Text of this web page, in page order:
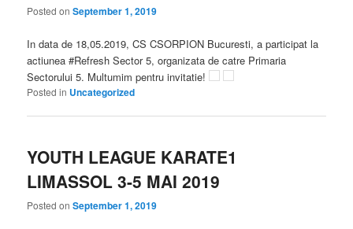
Posted onSeptember 1, 2019
In data de 18,05.2019, CS CSORPION Bucuresti, a participat la
actiunea #Refresh Sector 5, organizata de catre Primaria
Sectorului 5. Multumim pentru invitatie!
Posted in Uncategorized
YOUTH LEAGUE KARATE1
LIMASSOL 3-5 MAI 2019
Posted onSeptember 1, 2019